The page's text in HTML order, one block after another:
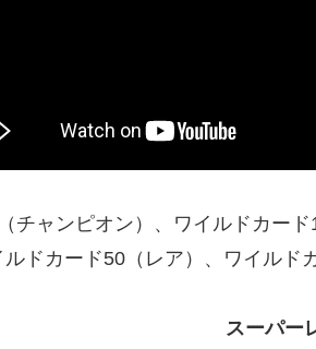
チャンピオン）、ワイルドカー
ドカード50（レア）、ワイルド
スーパー